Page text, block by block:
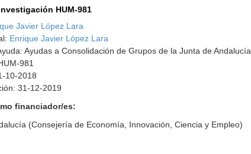
HUM-981
Javier López Lara
Enrique Javier López Lara
Ayudas a Consolidación de Grupos de la Junta de Andalucía
981
10-2018
31-12-2019
financiador/es:
(Consejería de Economía, Innovación, Ciencia y Empleo)